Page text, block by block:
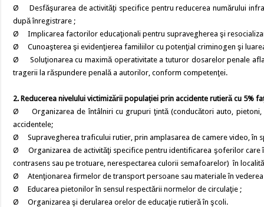
Ø Desfăşurarea de activităţi specifice pentru reducerea numărului
după înregistrare ;
Ø Implicarea factorilor educaţionali pentru supravegherea şi
Ø Cunoaşterea şi evidenţierea familiilor cu potenţial criminogen şi
Ø Soluţionarea cu maximă operativitate a tuturor dosarelor penale
tragerii la răspundere penală a autorilor, conform competenţei.
2. Reducerea nivelului victimizării populaţiei prin accidente rutieră cu 5%
Ø Organizarea de întâlniri cu grupuri ţintă (conducători auto, pietoni,
accidentele;
Ø Supravegherea traficului rutier, prin amplasarea de camere video, în
Ø Organizarea de activităţi specifice pentru identificarea şoferilor care
contrasens sau pe trotuare, nerespectarea culorii semafoarelor) în
Ø Atenţionarea firmelor de transport persoane sau materiale în
Ø Educarea pietonilor în sensul respectării normelor de circulaţie ;
Ø Organizarea şi derularea orelor de educaţie rutieră în şcoli.